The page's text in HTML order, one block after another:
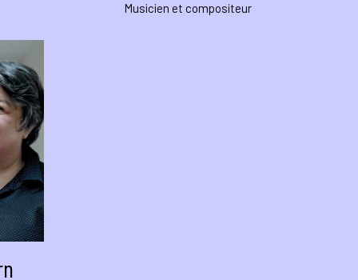
Musicien et compositeur